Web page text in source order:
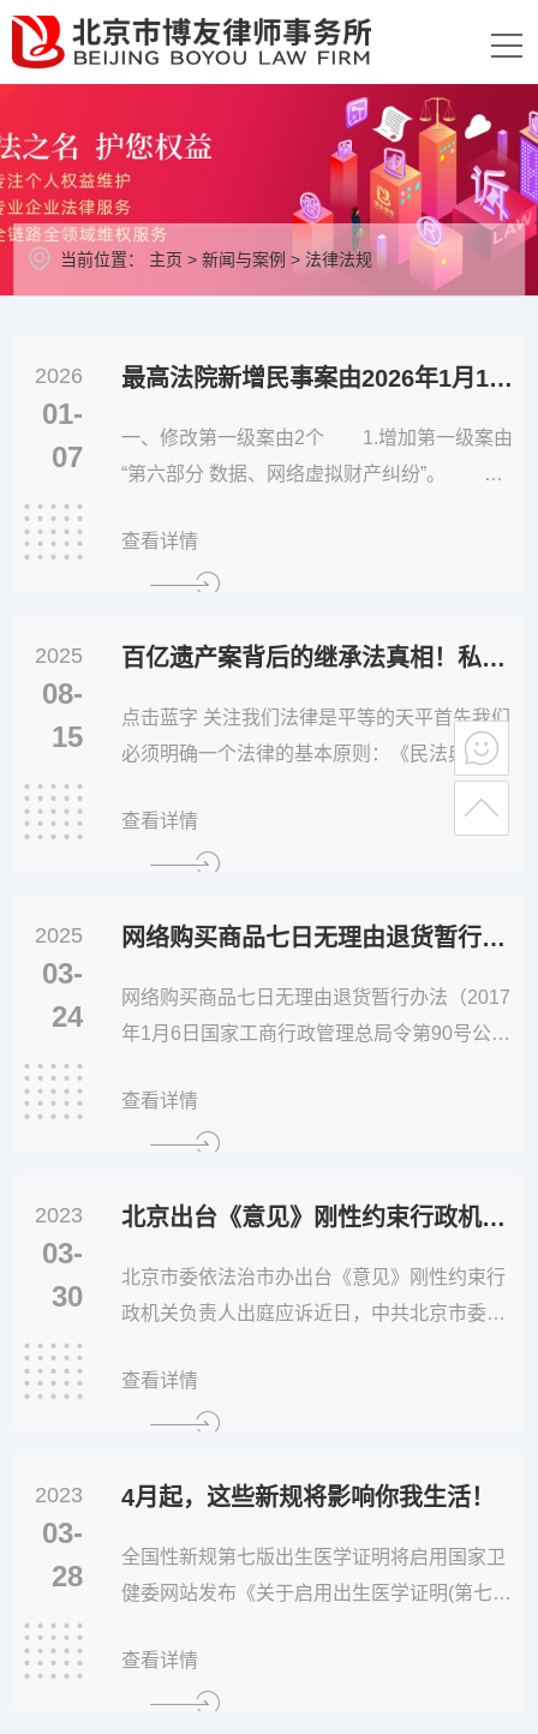
当前位置： 主页 >新闻与案例 > 法律法规
2026
01-
07
最高法院新增民事案由2026年1月1日生效启用
一、修改第一级案由2个 1.增加第一级案由
“第六部分 数据、网络虚拟财产纠纷”。 2.
议”为“第七部分 劳动争议、
查看详情
2025
08-
15
百亿遗产案背后的继承法真相！私生子真能“分家产”？
点击蓝字 关注我们法律是平等的天平首先我们
必须明确一个法律的基本原则：《民法典》明
人这里的“子女”既包括婚生子女也包括非婚生
子女、养子女和有扶养关系的继子女法律面前
否登记结婚而剥夺子女的继承权简单说 在法律
查看详情
2025
03-
24
网络购买商品七日无理由退货暂行办法
网络购买商品七日无理由退货暂行办法（2017
年1月6日国家工商行政管理总局令第90号公布
条 为保障《消费者权益保护法》七日无理由退
货规定的实施，保护消费者合法权益，促进电
等相关法律、行政法规，制定本办法。第二条
查看详情
2023
03-
30
北京出台《意见》刚性约束行政机关负责人出庭应诉
北京市委依法治市办出台《意见》刚性约束行
政机关负责人出庭应诉近日，中共北京市委全
推进行政机关负责人出庭应工作的指导意见》
（以下简称《意见》），推动行政机关负责人
“告官要见官”见什么“官”行政诉讼中原告要求行
查看详情
2023
03-
28
4月起，这些新规将影响你我生活！
全国性新规第七版出生医学证明将启用国家卫
健委网站发布《关于启用出生医学证明(第七
式样。4月起，我国将启用第七版出生医学证
明。第六版出生医学证明签发日期截至今年3
查看详情